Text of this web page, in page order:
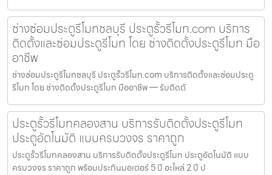
ช่างซ่อมประตูรีโมทชลบุรี ประตูรั้วรีโมท.com บริการ
ติดตั้งและซ่อมประตูรีโมท โดย ช่างติดตั้งประตูรีโมท มือ
อาชีพ
ช่างซ่อมประตูรีโมทชลบุรี ประตูรั้วรีโมท.com บริการติดตั้งและซ่อมประตู
รีโมท โดย ช่างติดตั้งประตูรีโมท มืออาชีพ — รับติดตั
ประตูรั้วรีโมทคลองสาน บริการรับติดตั้งประตูรีโมท
ประตูอัตโนมัติ แบบครบวงจร ราคาถูก
ประตูรั้วรีโมทคลองสาน บริการรับติดตั้งประตูรีโมท ประตูอัตโนมัติ แบบ
ครบวงจร ราคาถูก พร้อมประกันมอเตอร์ 5 ปี อะไหล่ 2 ปี ป